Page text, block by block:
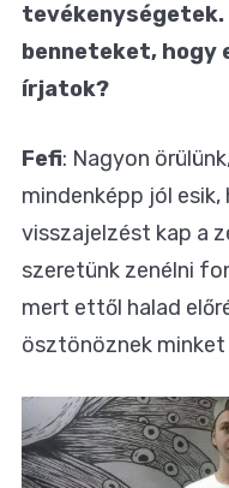
tevékenységetek.
benneteket, hogy
írjatok?
Fefi: Nagyon
mindenképp jól
visszajelzést kap a
szeretünk zenélni
mert ettől halad
ösztönöznek minket